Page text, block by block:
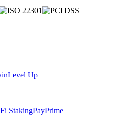
Level Up
StakingPayPrime